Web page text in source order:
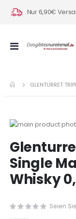
Nur 6,90€
Navigation
GLENTURRET
Zum
der
Bildergalerie
springen
Anfang
der
Bildergalerie
springen
Single
Whisky
Seien